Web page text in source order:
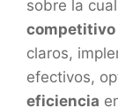
sobre la
competitivo
claros,
efectivos,
eficiencia